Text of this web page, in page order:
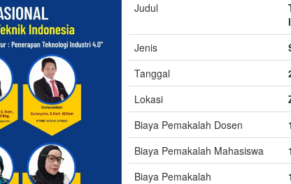
Judul
Jenis
Tanggal
Lokasi
Biaya Pemakalah Dosen
Biaya Pemakalah Mahasiswa
Biaya Pemakalah